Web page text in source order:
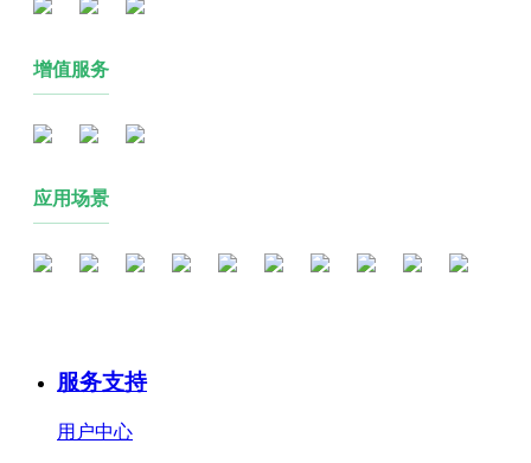
增值服务
应用场景
服务支持
用户中心